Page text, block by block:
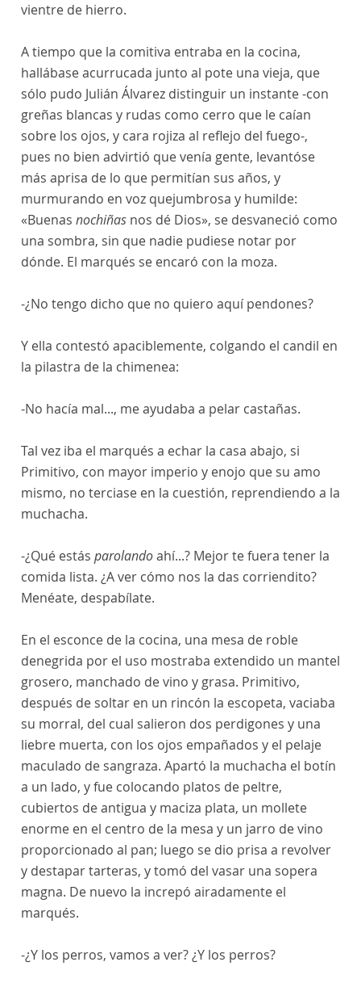
vientre de hierro.
A tiempo que la comitiva entraba en la cocina,
hallábase acurrucada junto al pote una vieja, que
sólo pudo Julián Álvarez distinguir un instante -con
greñas blancas y rudas como cerro que le caían
sobre los ojos, y cara rojiza al reflejo del fuego-,
pues no bien advirtió que venía gente, levantóse
más aprisa de lo que permitían sus años, y
murmurando en voz quejumbrosa y humilde:
«Buenas nochiñas nos dé Dios», se desvaneció como
una sombra, sin que nadie pudiese notar por
dónde. El marqués se encaró con la moza.
-¿No tengo dicho que no quiero aquí pendones?
Y ella contestó apaciblemente, colgando el candil en
la pilastra de la chimenea:
-No hacía mal..., me ayudaba a pelar castañas.
Tal vez iba el marqués a echar la casa abajo, si
Primitivo, con mayor imperio y enojo que su amo
mismo, no terciase en la cuestión, reprendiendo a la
muchacha.
-¿Qué estás parolandoahí...? Mejor te fuera tener la
comida lista. ¿A ver cómo nos la das corriendito?
Menéate, despabílate.
En el esconce de la cocina, una mesa de roble
denegrida por el uso mostraba extendido un mantel
grosero, manchado de vino y grasa. Primitivo,
después de soltar en un rincón la escopeta, vaciaba
su morral, del cual salieron dos perdigones y una
liebre muerta, con los ojos empañados y el pelaje
maculado de sangraza. Apartó la muchacha el botín
a un lado, y fue colocando platos de peltre,
cubiertos de antigua y maciza plata, un mollete
enorme en el centro de la mesa y un jarro de vino
proporcionado al pan; luego se dio prisa a revolver
y destapar tarteras, y tomó del vasar una sopera
magna. De nuevo la increpó airadamente el
marqués.
-¿Y los perros, vamos a ver? ¿Y los perros?